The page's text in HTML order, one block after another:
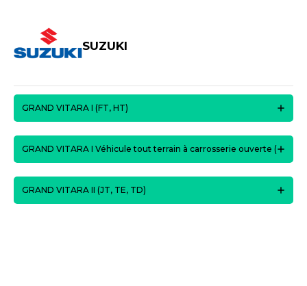
SUZUKI
GRAND VITARA I (FT, HT)
GRAND VITARA I Véhicule tout terrain à carrosserie ouverte (
GRAND VITARA II (JT, TE, TD)